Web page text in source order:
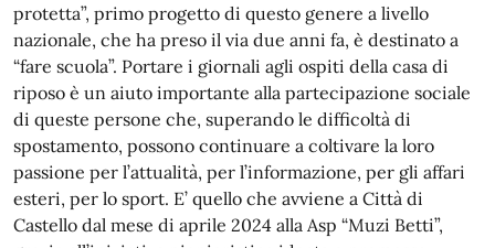
protetta”, primo progetto di questo genere a livello
nazionale, che ha preso il via due anni fa, è destinato a
“fare scuola”. Portare i giornali agli ospiti della casa di
riposo è un aiuto importante alla partecipazione sociale
di queste persone che, superando le difficoltà di
spostamento, possono continuare a coltivare la loro
passione per l’attualità, per l’informazione, per gli affari
esteri, per lo sport. E’ quello che avviene a Città di
Castello dal mese di aprile 2024 alla Asp “Muzi Betti”,